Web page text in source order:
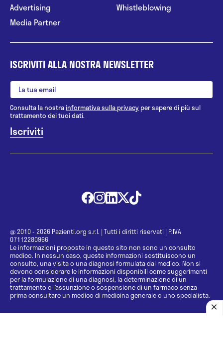
Advertising
Media Partner
Whistleblowing
ISCRIVITI ALLA NOSTRA NEWSLETTER
Consulta la nostrainformativa sulla privacy per sapere di più sul
trattamento dei tuoi dati.
@ 2010 - 2026 Pazienti.org s.r.l. | Tutti i diritti riservati | P.IVA
07112280966
Le informazioni proposte in questo sito non sono un consulto
medico. In nessun caso, queste informazioni sostituiscono un
consulto, una visita o una diagnosi formulata dal medico. Non si
devono considerare le informazioni disponibili come suggerimenti
per la formulazione di una diagnosi, la determinazione di un
trattamento o l’assunzione o sospensione di un farmaco senza
prima consultare un medico di medicina generale o uno specialista.